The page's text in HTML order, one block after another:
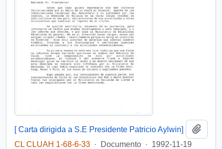
[ Carta dirigida a S.E Presidente Patricio Aylwin]
CL CLUAH 1-68-6-33 · Documento · 1992-11-19